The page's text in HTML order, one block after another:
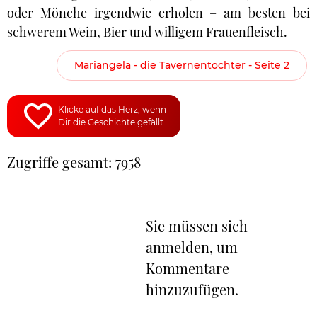
oder Mönche irgendwie erholen – am besten bei
schwerem Wein, Bier und willigem Frauenfleisch.
Mariangela - die Tavernentochter - Seite 2
Klicke auf das Herz, wenn
Dir die Geschichte gefällt
Zugriffe gesamt: 7958
Sie müssen sich
anmelden, um
Kommentare
hinzuzufügen.